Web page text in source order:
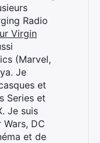
Radio
Virgin
(Marvel,
Je
et
Series et
Je suis
DC
et de